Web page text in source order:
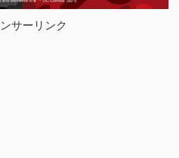
サーリンク